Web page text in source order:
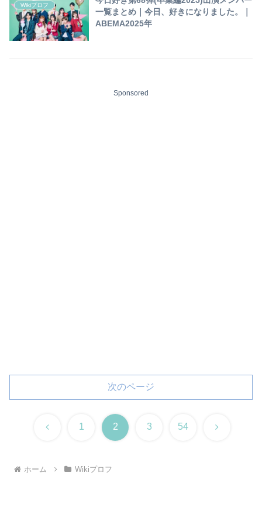
Wikiプロフ
一覧まとめ｜今日、好きになりました。｜
ABEMA2025年
Sponsored
次のページ
前 1 2 3 54 次
ホーム Wikiプロフ